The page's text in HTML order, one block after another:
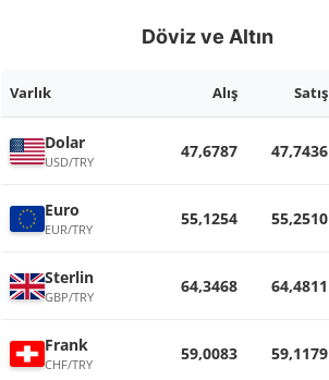
Döviz ve Altın
Varlık Alış Satış
Dolar
USD/TRY
47,6787 47,7436
Euro
EUR/TRY
55,1254 55,2510
Sterlin
GBP/TRY
64,3468 64,4811
Frank
CHF/TRY
59,0083 59,1179